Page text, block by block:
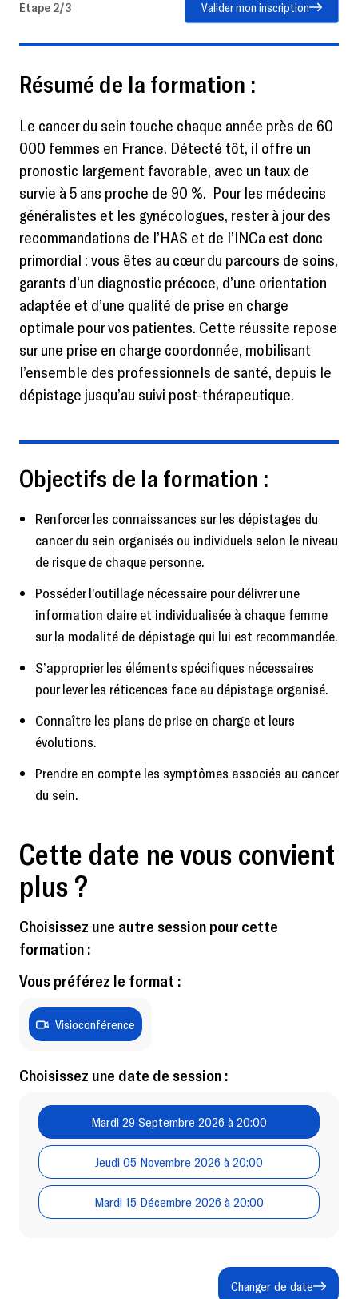
Étape 2/3 Valider mon inscription
Cette date ne vous convient
plus ?
Choisissez une autre session pour cette
formation :
Vous préférez le format :
Visioconférence
Choisissez une date de session :
Mardi 29 Septembre 2026 à 20:00
Jeudi 05 Novembre 2026 à 20:00
Mardi 15 Décembre 2026 à 20:00
Changer de date
Résumé de la formation :
Le cancer du sein touche chaque année près de 60
000 femmes en France. Détecté tôt, il offre un
pronostic largement favorable, avec un taux de
survie à 5 ans proche de 90 %. Pour les médecins
généralistes et les gynécologues, rester à jour des
recommandations de l’HAS et de l’INCa est donc
primordial : vous êtes au cœur du parcours de soins,
garants d’un diagnostic précoce, d’une orientation
adaptée et d’une qualité de prise en charge
optimale pour vos patientes. Cette réussite repose
sur une prise en charge coordonnée, mobilisant
l’ensemble des professionnels de santé, depuis le
dépistage jusqu’au suivi post-thérapeutique.
Objectifs de la formation :
Renforcer les connaissances sur les dépistages du
cancer du sein organisés ou individuels selon le niveau
de risque de chaque personne.
Posséder l’outillage nécessaire pour délivrer une
information claire et individualisée à chaque femme
sur la modalité de dépistage qui lui est recommandée.
S’approprier les éléments spécifiques nécessaires
pour lever les réticences face au dépistage organisé.
Connaître les plans de prise en charge et leurs
évolutions.
Prendre en compte les symptômes associés au cancer
du sein.